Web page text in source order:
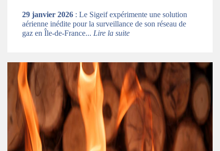
29 janvier 2026 : Le Sigeif expérimente une solution
aérienne inédite pour la surveillance de son réseau de
gaz en Île-de-France... Lire la suite